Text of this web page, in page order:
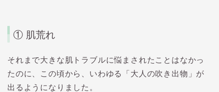
① 肌荒れ
それまで大きな肌トラブルに悩まされたことはなかっ
たのに、この頃から、いわゆる「大人の吹き出物」が
出るようになりました。